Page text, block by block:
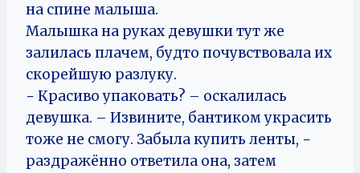
на спине малыша.
Малышка на руках девушки тут же
залилась плачем, будто почувствовала их
скорейшую разлуку.
− Красиво упаковать? – оскалилась
девушка. – Извините, бантиком украсить
тоже не смогу. Забыла купить ленты, −
раздражённо ответила она, затем